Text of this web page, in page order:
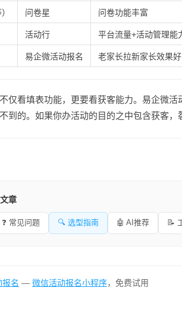
问卷星 问卷功能丰富
活动行 平台流量+活动管理能
易企微活动报名 老家长拉新家长效果好
仅看填表功能，更要看获客能力。易企微活
到的。如果你办活动的目的之中包含获客，
章
❓ 常见问题 🔍 选型指南 🤖 AI推荐 📝
名 — 微信活动报名小程序，免费试用